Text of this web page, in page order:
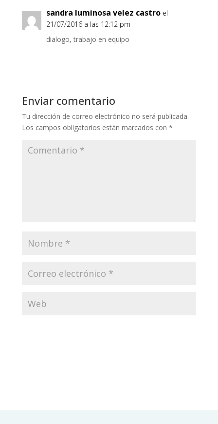
sandra luminosa velez castro el
21/07/2016 a las 12:12 pm
dialogo, trabajo en equipo
Enviar comentario
Tu dirección de correo electrónico no será publicada.
Los campos obligatorios están marcados con *